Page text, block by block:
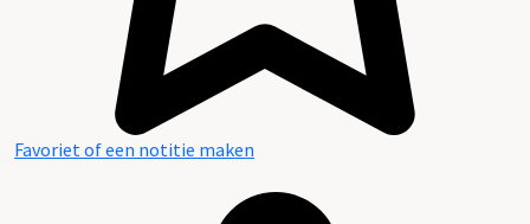
Favoriet of een notitie maken